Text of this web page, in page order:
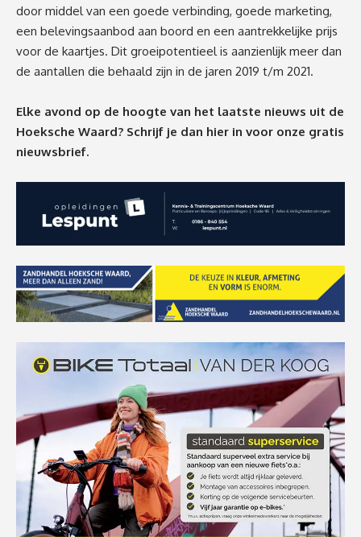
door middel van een goede verbinding, goede marketing,
een belevingsaanbod aan boord en een aantrekkelijke prijs
voor de kaartjes. Dit groeipotentieel is aanzienlijk meer dan
de aantallen die behaald zijn in de jaren 2019 t/m 2021.
Elke avond op de hoogte van het laatste nieuws uit de
Hoeksche Waard? Schrijf je dan hier in voor onze gratis
nieuwsbrief.